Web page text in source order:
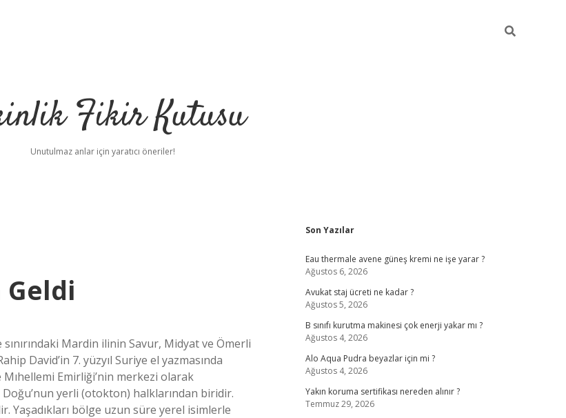
Fikir Kutusu
Unutulmaz anlar için yaratıcı öneriler!
Mardin ilinin Savur, Midyat ve Ömerli
David’in 7. yüzyıl Suriye el yazmasında
Emirliği’nin merkezi olarak
yerli (otokton) halklarından biridir.
Yaşadıkları bölge uzun süre yerel isimlerle
Sidebar
Son Yazılar
Eau thermale avene güneş kremi ne işe yarar ?
Ağustos 6, 2026
Avukat staj ücreti ne kadar ?
Ağustos 5, 2026
B sınıfı kurutma makinesi çok enerji yakar mı ?
Ağustos 4, 2026
Alo Aqua Pudra beyazlar için mi ?
Ağustos 4, 2026
Yakın koruma sertifikası nereden alınır ?
Temmuz 29, 2026